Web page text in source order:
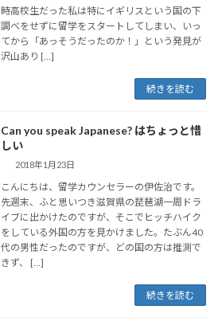
時高校生だった私は特にイギリスという国の下
調べをせずに留学をスタートしてしまい、いっ
てから「あっそうだったのか！」という発見が
沢山あり […]
続きを読む
Can you speak Japanese? はちょっと惜
しい
2018年1月23日
こんにちは、留学カウンセラーの伊佐治です。
先週末、ふと思いつき滋賀県の琵琶湖一周ドラ
イブに出かけたのですが、そこでヒッチハイク
をしている外国の方を見かけました。たぶん40
代の男性だったのですが、どの国の方は推測で
きず、 […]
続きを読む